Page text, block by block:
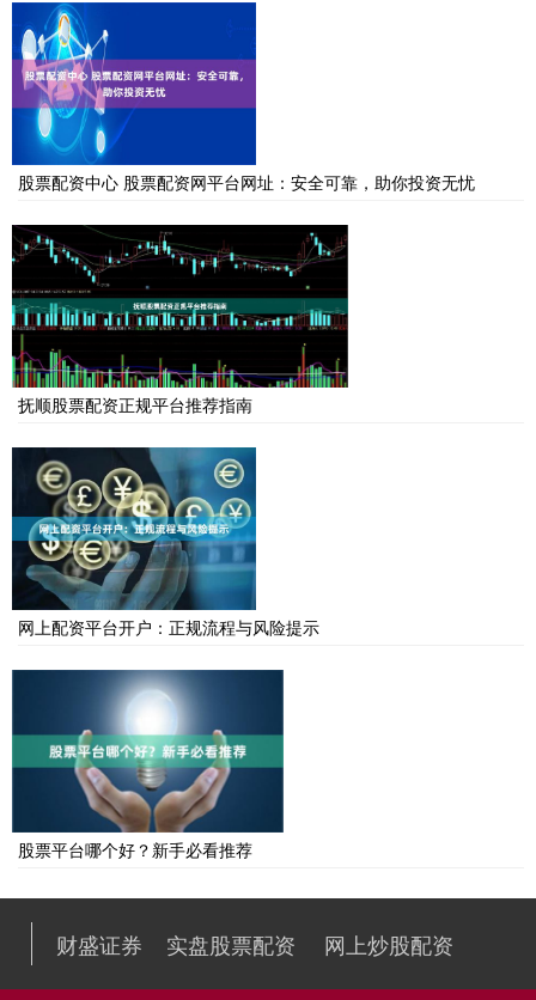
股票配资中心 股票配资网平台网址：安全可靠，助你投资无忧
抚顺股票配资正规平台推荐指南
网上配资平台开户：正规流程与风险提示
股票平台哪个好？新手必看推荐
财盛证券 实盘股票配资 网上炒股配资